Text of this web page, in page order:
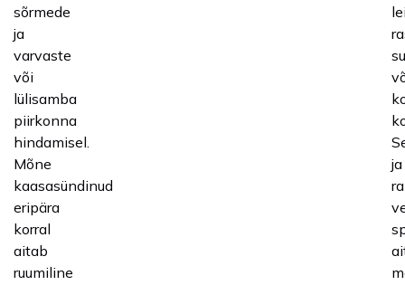
sõrmede
ja
varvaste
või
lülisamba
piirkonna
hindamisel.
Mõne
kaasasündinud
eripära
korral
aitab
ruumiline
ja